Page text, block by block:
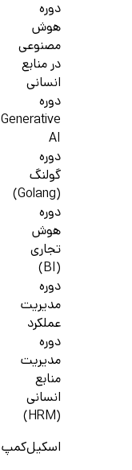
دوره
هوش
مصنوعی
در منابع
انسانی
دوره
Generative
AI
دوره
گولنگ
(Golang)
دوره
هوش
تجاری
(BI)
دوره
مدیریت
عملکرد
دوره
مدیریت
منابع
انسانی
(HRM)
اسکیل‌کمپ